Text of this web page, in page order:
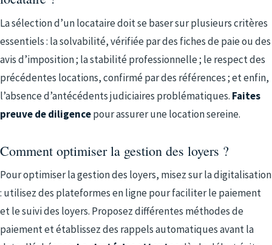
La sélection d’un locataire doit se baser sur plusieurs critères
essentiels : la solvabilité, vérifiée par des fiches de paie ou des
avis d’imposition ; la stabilité professionnelle ; le respect des
précédentes locations, confirmé par des références ; et enfin,
l’absence d’antécédents judiciaires problématiques. Faites
preuve de diligencepour assurer une location sereine.
Comment optimiser la gestion des loyers ?
Pour optimiser la gestion des loyers, misez sur la digitalisation
: utilisez des plateformes en ligne pour faciliter le paiement
et le suivi des loyers. Proposez différentes méthodes de
paiement et établissez des rappels automatiques avant la